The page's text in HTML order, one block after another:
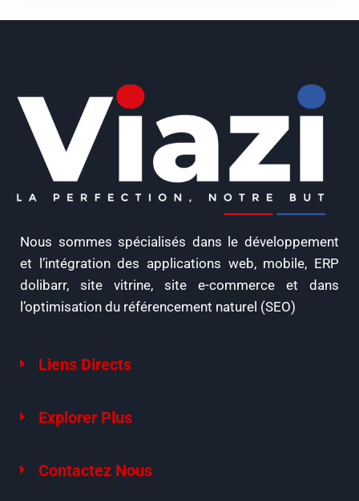
Nous sommes spécialisés dans le développement
et l’intégration des applications web, mobile, ERP
dolibarr, site vitrine, site e-commerce et dans
l’optimisation du référencement naturel (SEO)
Liens Directs
Explorer Plus
Contactez Nous